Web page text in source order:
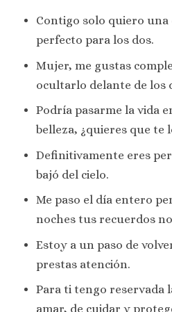
Contigo solo quiero
perfecto para los dos.
Mujer, me gustas
ocultarlo delante de los
Podría pasarme la vida
belleza, ¿quieres que te
Definitivamente eres
bajó del cielo.
Me paso el día entero
noches tus recuerdos
Estoy a un paso de
prestas atención.
Para ti tengo reservada
amar, de cuidar y